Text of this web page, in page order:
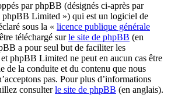
par phpBB (désignés ci-après par
Limited ») qui est un logiciel de
sous la « licence publique générale
téléchargé surle site de phpBB (en
a pour seul but de faciliter les
phpBB Limited ne peut en aucun cas être
de la conduite et du contenu que nous
pas. Pour plus d’informations
consulterle site de phpBB (en anglais).